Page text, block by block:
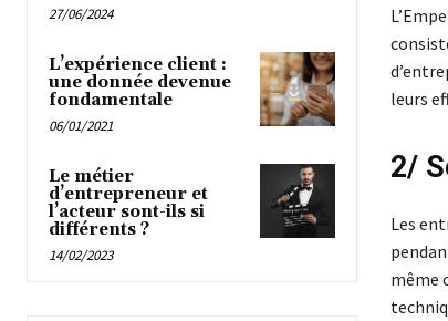
27/06/2024
L’expérience client :
une donnée devenue
fondamentale
06/01/2021
Le métier
d’entrepreneur et
l’acteur sont-ils si
différents ?
14/02/2023
leurs
2/
Les
même